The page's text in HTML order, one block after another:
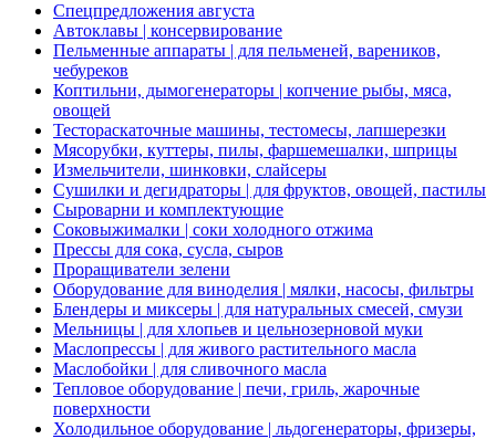
Спецпредложения августа
Автоклавы | консервирование
Пельменные аппараты | для пельменей, вареников,
чебуреков
Коптильни, дымогенераторы | копчение рыбы, мяса,
овощей
Тестораскаточные машины, тестомесы, лапшерезки
Мясорубки, куттеры, пилы, фаршемешалки, шприцы
Измельчители, шинковки, слайсеры
Сушилки и дегидраторы | для фруктов, овощей, пастилы
Сыроварни и комплектующие
Соковыжималки | соки холодного отжима
Прессы для сока, сусла, сыров
Проращиватели зелени
Оборудование для виноделия | мялки, насосы, фильтры
Блендеры и миксеры | для натуральных смесей, смузи
Мельницы | для хлопьев и цельнозерновой муки
Маслопрессы | для живого растительного масла
Маслобойки | для сливочного масла
Тепловое оборудование | печи, гриль, жарочные
поверхности
Холодильное оборудование | льдогенераторы, фризеры,